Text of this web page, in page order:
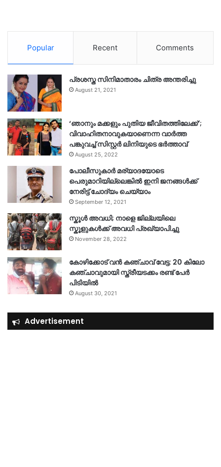
Popular Recent Comments
പ്രശസ്ത സിനിമാതാരം ചിത്ര അന്തരിച്ചു
August 21, 2021
‘ഞാനും മക്കളും പുതിയ ജീവിതത്തിലേക്ക്’;
വിവാഹിതനാവുകയാണെന്ന വാർത്ത
പങ്കുവച്ച് സിസ്റ്റർ ലിനിയുടെ ഭർത്താവ്
August 25, 2022
പോലീസുകാര്‍ മര്യാദയോടെ
പെരുമാറിയില്ലെങ്കില്‍ ഇനി ജനങ്ങള്‍ക്ക്
നേരിട്ട് ചോദ്യം ചെയ്യാം
September 12, 2021
സ്കൂൾ അവധി; നാളെ ജില്ലയിലെ
സ്കൂളുകൾക്ക് അവധി പ്രഖ്യാപിച്ചു
November 28, 2022
കോഴിക്കോട് വൻ കഞ്ചാവ് വേട്ട: 20 കിലോ
കഞ്ചാവുമായി സ്ത്രീയടക്കം രണ്ട് പേർ
പിടിയിൽ
August 30, 2021
Advertisement